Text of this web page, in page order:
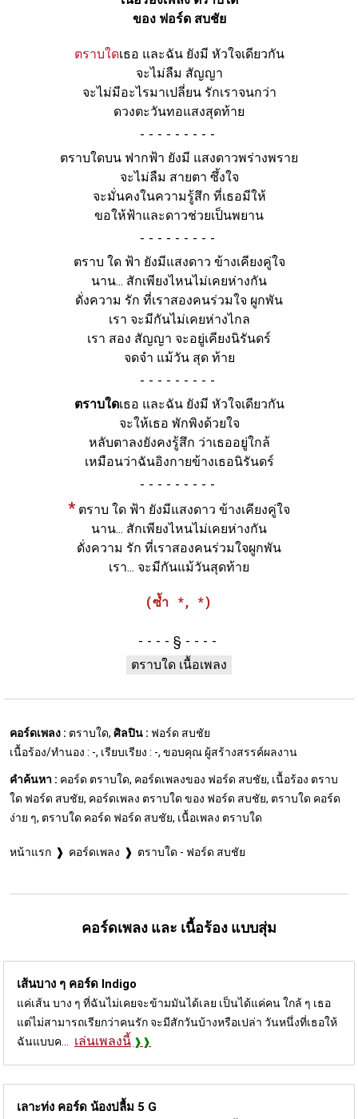
ของ ฟอร์ด สบชัย
ตราบใดเธอ และฉัน ยังมี หัวใจเดียวกัน
จะไม่ลืม สัญญา
จะไม่มีอะไรมาเปลี่ยน รักเราจนกว่า
ดวงตะวันทอแสงสุดท้าย
-
ตราบใดบน ฟากฟ้า ยังมี แสงดาวพร่างพราย
จะไม่ลืม สายตา ซึ้งใจ
จะมั่นคงในความรู้สึก ที่เธอมีให้
ขอให้ฟ้าและดาวช่วยเป็นพยาน
-
ตราบ ใด ฟ้า ยังมีแสงดาว ข้างเคียงคู่ใจ
นาน... สักเพียงไหนไม่เคยห่างกัน
ดั่งความ รัก ที่เราสองคนร่วมใจ ผูกพัน
เรา จะมีกันไม่เคยห่างไกล
เรา สอง สัญญา จะอยู่เคียงนิรันดร์
จดจำ แม้วัน สุด ท้าย
-
ตราบใดเธอ และฉัน ยังมี หัวใจเดียวกัน
จะให้เธอ พักพิงด้วยใจ
หลับตาลงยังคงรู้สึก ว่าเธออยู่ใกล้
เหมือนว่าฉันอิงกายข้างเธอนิรันดร์
-
* ตราบ ใด ฟ้า ยังมีแสงดาว ข้างเคียงคู่ใจ
นาน... สักเพียงไหนไม่เคยห่างกัน
ดั่งความ รัก ที่เราสองคนร่วมใจผูกพัน
เรา... จะมีกันแม้วันสุดท้าย
(ซ้ำ *, *)
§
ตราบใด เนื้อเพลง
คอร์ดเพลง : ตราบใด, ศิลปิน : ฟอร์ด สบชัย
เนื้อร้อง/ทำนอง : -, เรียบเรียง : -, ขอบคุณ ผู้สร้างสรรค์ผลงาน
คำค้นหา : คอร์ด ตราบใด, คอร์ดเพลงของ ฟอร์ด สบชัย, เนื้อร้อง ตราบ
ใด ฟอร์ด สบชัย, คอร์ดเพลง ตราบใด ของ ฟอร์ด สบชัย, ตราบใด คอร์ด
ง่าย ๆ, ตราบใด คอร์ด ฟอร์ด สบชัย, เนื้อเพลง ตราบใด
หน้าแรก คอร์ดเพลง ตราบใด - ฟอร์ด สบชัย
คอร์ดเพลง และ เนื้อร้อง แบบสุ่ม
เส้นบาง ๆ คอร์ด Indigo
แค่เส้น บาง ๆ ที่ฉันไม่เคยจะข้ามมันได้เลย เป็นได้แค่คน ใกล้ ๆ เธอ
แต่ไม่สามารถเรียกว่าคนรัก จะมีสักวันบ้างหรือเปล่า วันหนึ่งที่เธอให้
ฉันแบบค...
เล่นเพลงนี้
เลาะท่ง คอร์ด น้องปลื้ม 5 G